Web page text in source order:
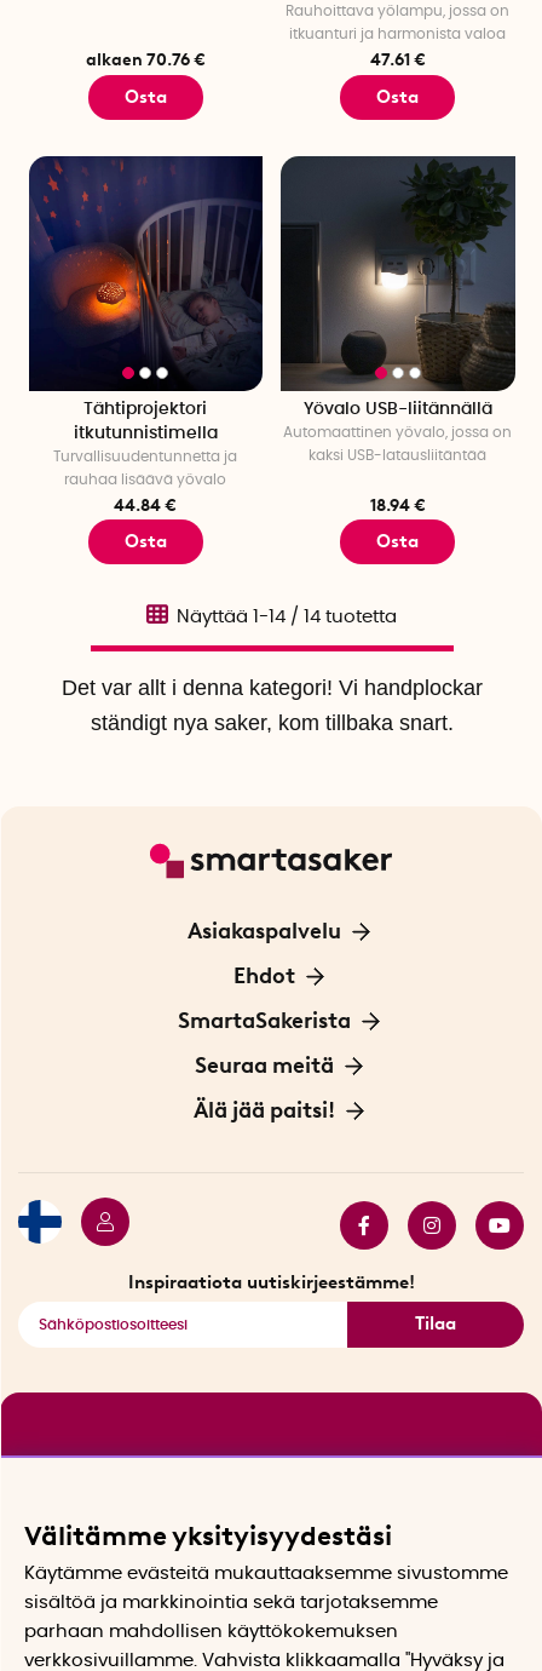
alkaen 70.76 €
Osta
Rauhoittava yölampu, jossa on
itkuanturi ja harmonista valoa
47.61 €
Osta
Tähtiprojektori
itkutunnistimella
Turvallisuudentunnetta ja
rauhaa lisäävä yövalo
44.84 €
Osta
Yövalo USB-liitännällä
Automaattinen yövalo, jossa on
kaksi USB-latausliitäntää
18.94 €
Osta
Det var allt i denna kategori! Vi handplockar
ständigt nya saker, kom tillbaka snart.
Näyttää 1-14 / 14 tuotetta
Asiakaspalvelu
Ota yhteyttä
Ehdot
Tietoa evästeistä
Yksityisyydensuoja
Sopimusehdot
SmartaSakerista
Meistä
Myymälä Tukholmassa
Seuraa meitä
Innovaattoriblogi
Älä jää paitsi!
Inspiraatiota uutiskirjeestämme!
Tilaa
Välitämme yksityisyydestäsi
Käytämme evästeitä mukauttaaksemme sivustomme
sisältöä ja markkinointia sekä tarjotaksemme
parhaan mahdollisen käyttökokemuksen
verkkosivuillamme. Vahvista klikkaamalla "Hyväksy ja